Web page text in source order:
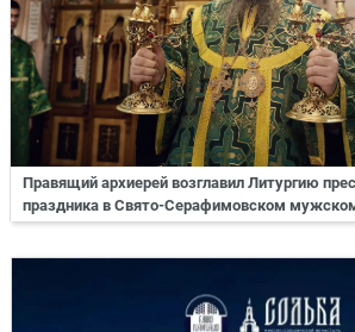
Правящий архиерей возглавил Литургию
праздника в Свято-Серафимовском